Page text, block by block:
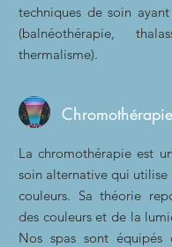
techniques de soin
(balnéothérapie,
thermalisme).
Chromothérapie
La chromothérapie est
soin alternative qui utilise
couleurs. Sa théorie
des couleurs et de la
Nos spas sont équipés